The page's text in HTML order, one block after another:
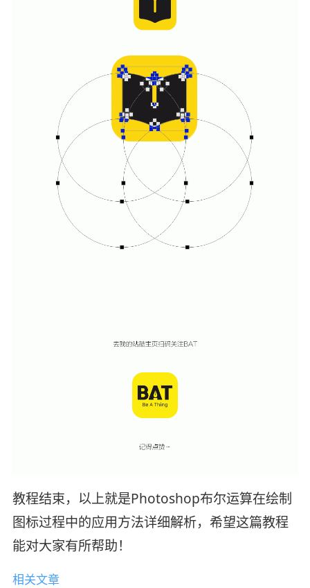
教程结束，以上就是Photoshop布尔运算在绘制
图标过程中的应用方法详细解析，希望这篇教程
能对大家有所帮助！
相关文章